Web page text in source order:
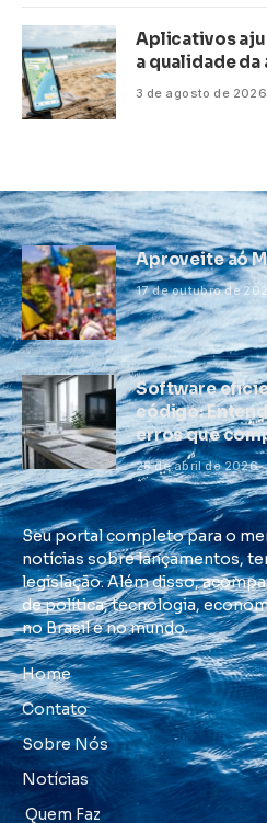
Aplicativos
a qualidade da
3 de agosto de 2026
Aproveite ao
17 de outubro de
Software
código:
erros que
28 de abril de 2026
Seu portal completo para o
notícias sobre lançamentos,
legislação. Além disso,
de política, tecnologia,
no Brasil e no mundo.
Home
Contato
Sobre Nós
Notícias
Quem Faz